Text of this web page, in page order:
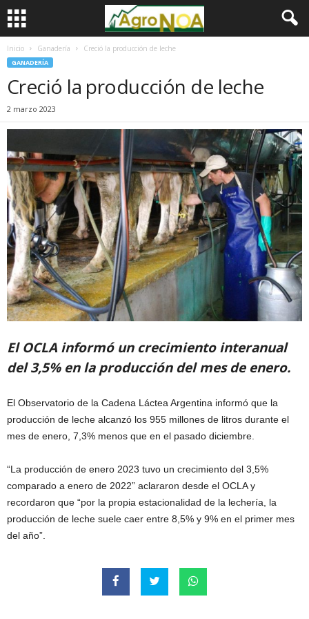
Inicio Ganadería Creció la producción de leche
GANADERÍA
Creció la producción de leche
2 marzo 2023
El OCLA informó un crecimiento interanual
del 3,5% en la producción del mes de enero.
El Observatorio de la Cadena Láctea Argentina informó que la
producción de leche alcanzó los 955 millones de litros durante el
mes de enero, 7,3% menos que en el pasado diciembre.
“La producción de enero 2023 tuvo un crecimiento del 3,5%
comparado a enero de 2022” aclararon desde el OCLA y
recordaron que “por la propia estacionalidad de la lechería, la
producción de leche suele caer entre 8,5% y 9% en el primer mes
del año”.